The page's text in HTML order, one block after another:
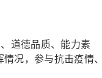
道德品质、能力素
况，参与抗击疫情、